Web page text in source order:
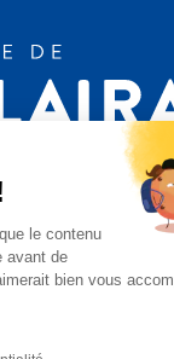
le contenu
avant de
bien vous